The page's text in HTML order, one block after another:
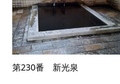
第230番 新光泉